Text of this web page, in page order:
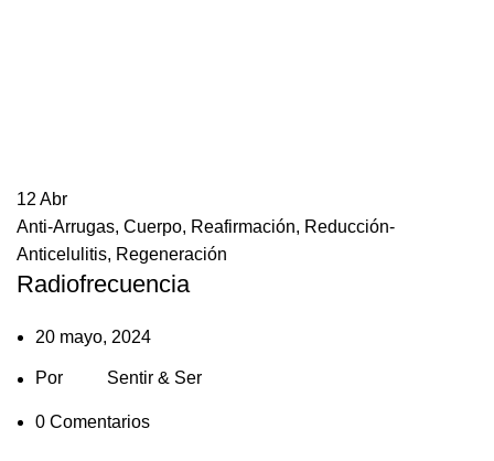
12 Abr
Anti-Arrugas, Cuerpo, Reafirmación, Reducción-
Anticelulitis, Regeneración
Radiofrecuencia
20 mayo, 2024
Por Sentir & Ser
0 Comentarios